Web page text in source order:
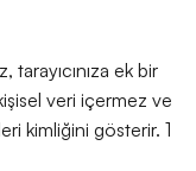
tarayıcınıza ek bir
veri içermez ve
kimliğini gösterir. 1